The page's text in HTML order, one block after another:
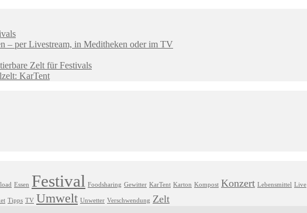
– per Livestream, in Meditheken oder im TV
Zelt für Festivals
KarTent
Essen Festival Foodsharing Gewitter KarTent Karton Kompost Konzert Lebensmittel Live
Tipps TV Umwelt Unwetter Verschwendung Zelt